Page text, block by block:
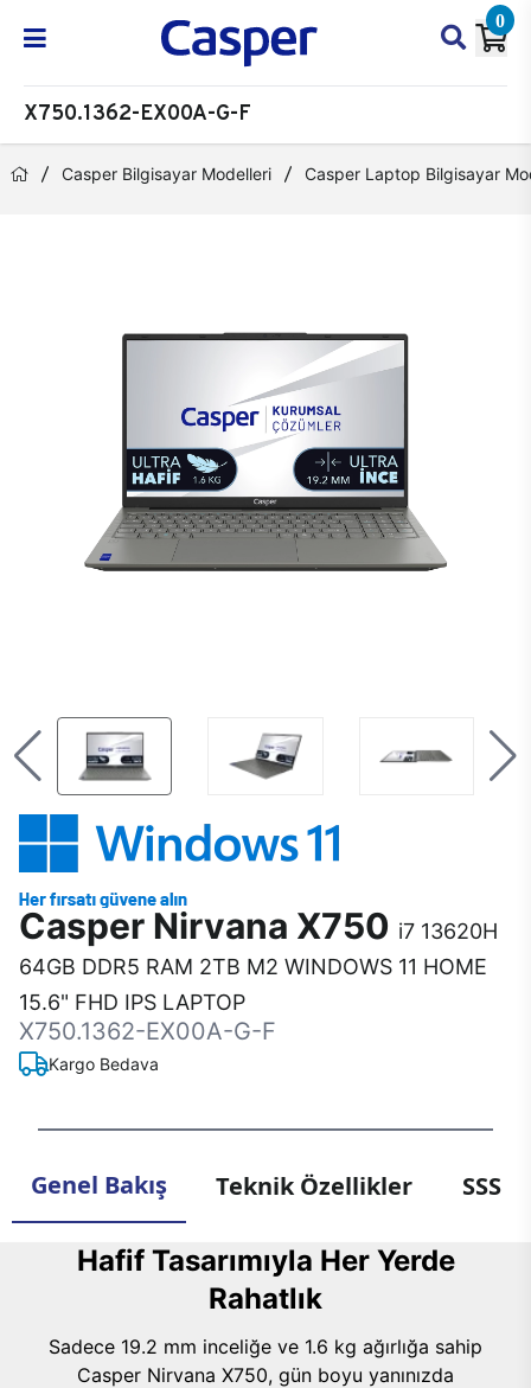
0
X750.1362-EX00A-G-F
Casper Bilgisayar Modelleri Casper Laptop Bilgisayar
Casper Nirvana X750 i7 13620H
64GB DDR5 RAM 2TB M2 WINDOWS 11 HOME
15.6" FHD IPS LAPTOP
X750.1362-EX00A-G-F
Kargo Bedava
Genel Bakış Teknik Özellikler SSS
Hafif Tasarımıyla Her Yerde
Rahatlık
Sadece 19.2 mm inceliğe ve 1.6 kg ağırlığa sahip
Casper Nirvana X750, gün boyu yanınızda